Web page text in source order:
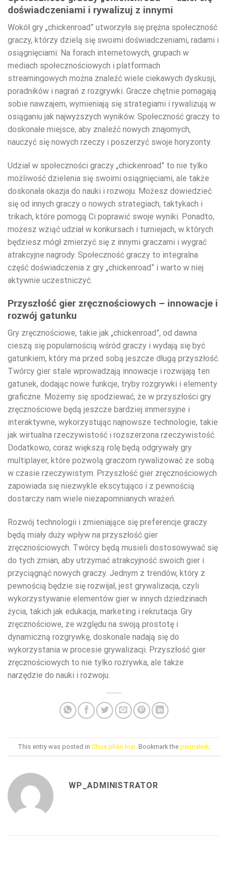
doświadczeniami i rywalizuj z innymi
Wokół gry „chickenroad” utworzyła się prężna społeczność
graczy, którzy dzielą się swoimi doświadczeniami, radami i
osiągnięciami. Na forach internetowych, grupach w
mediach społecznościowych i platformach
streamingowych można znaleźć wiele ciekawych dyskusji,
poradników i nagrań z rozgrywki. Gracze chętnie pomagają
sobie nawzajem, wymieniają się strategiami i rywalizują w
osiąganiu jak najwyższych wyników. Społeczność graczy to
doskonałe miejsce, aby znaleźć nowych znajomych,
nauczyć się nowych rzeczy i poszerzyć swoje horyzonty.
Udział w społeczności graczy „chickenroad” to nie tylko
możliwość dzielenia się swoimi osiągnięciami, ale także
doskonała okazja do nauki i rozwoju. Możesz dowiedzieć
się od innych graczy o nowych strategiach, taktykach i
trikach, które pomogą Ci poprawić swoje wyniki. Ponadto,
możesz wziąć udział w konkursach i turniejach, w których
będziesz mógł zmierzyć się z innymi graczami i wygrać
atrakcyjne nagrody. Społeczność graczy to integralna
część doświadczenia z gry „chickenroad” i warto w niej
aktywnie uczestniczyć.
Przyszłość gier zręcznościowych – innowacje i
rozwój gatunku
Gry zręcznościowe, takie jak „chickenroad”, od dawna
cieszą się popularnością wśród graczy i wydają się być
gatunkiem, który ma przed sobą jeszcze długą przyszłość.
Twórcy gier stale wprowadzają innowacje i rozwijają ten
gatunek, dodając nowe funkcje, tryby rozgrywki i elementy
graficzne. Możemy się spodziewać, że w przyszłości gry
zręcznościowe będą jeszcze bardziej immersyjne i
interaktywne, wykorzystując najnowsze technologie, takie
jak wirtualna rzeczywistość i rozszerzona rzeczywistość.
Dodatkowo, coraz większą rolę będą odgrywały gry
multiplayer, które pozwolą graczom rywalizować ze sobą
w czasie rzeczywistym. Przyszłość gier zręcznościowych
zapowiada się niezwykle ekscytująco i z pewnością
dostarczy nam wiele niezapomnianych wrażeń.
Rozwój technologii i zmieniające się preferencje graczy
będą miały duży wpływ na przyszłość gier
zręcznościowych. Twórcy będą musieli dostosowywać się
do tych zmian, aby utrzymać atrakcyjność swoich gier i
przyciągnąć nowych graczy. Jednym z trendów, który z
pewnością będzie się rozwijał, jest grywalizacja, czyli
wykorzystywanie elementów gier w innych dziedzinach
życia, takich jak edukacja, marketing i rekrutacja. Gry
zręcznościowe, ze względu na swoją prostotę i
dynamiczną rozgrywkę, doskonale nadają się do
wykorzystania w procesie grywalizacji. Przyszłość gier
zręcznościowych to nie tylko rozrywka, ale także
narzędzie do nauki i rozwoju.
This entry was posted in Chưa phân loại . Bookmark the permalink
WP_ADMINISTRATOR